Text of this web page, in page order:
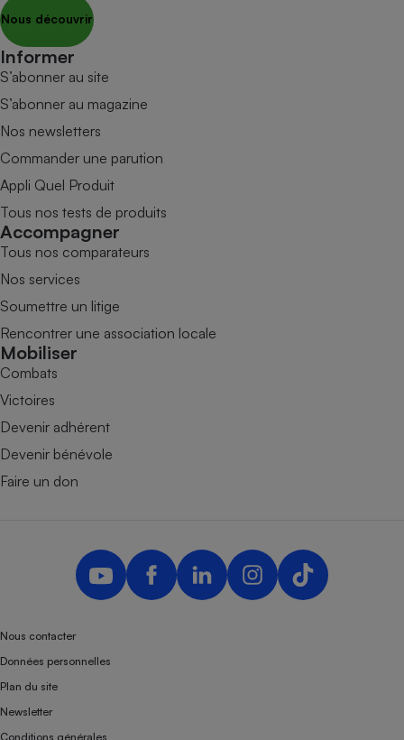
Nous découvrir
Informer
S’abonner au site
S’abonner au magazine
Nos newsletters
Commander une parution
Appli Quel Produit
Tous nos tests de produits
Accompagner
Tous nos comparateurs
Nos services
Soumettre un litige
Rencontrer une association locale
Mobiliser
Combats
Victoires
Devenir adhérent
Devenir bénévole
Faire un don
Nous contacter
Données personnelles
Plan du site
Newsletter
Conditions générales